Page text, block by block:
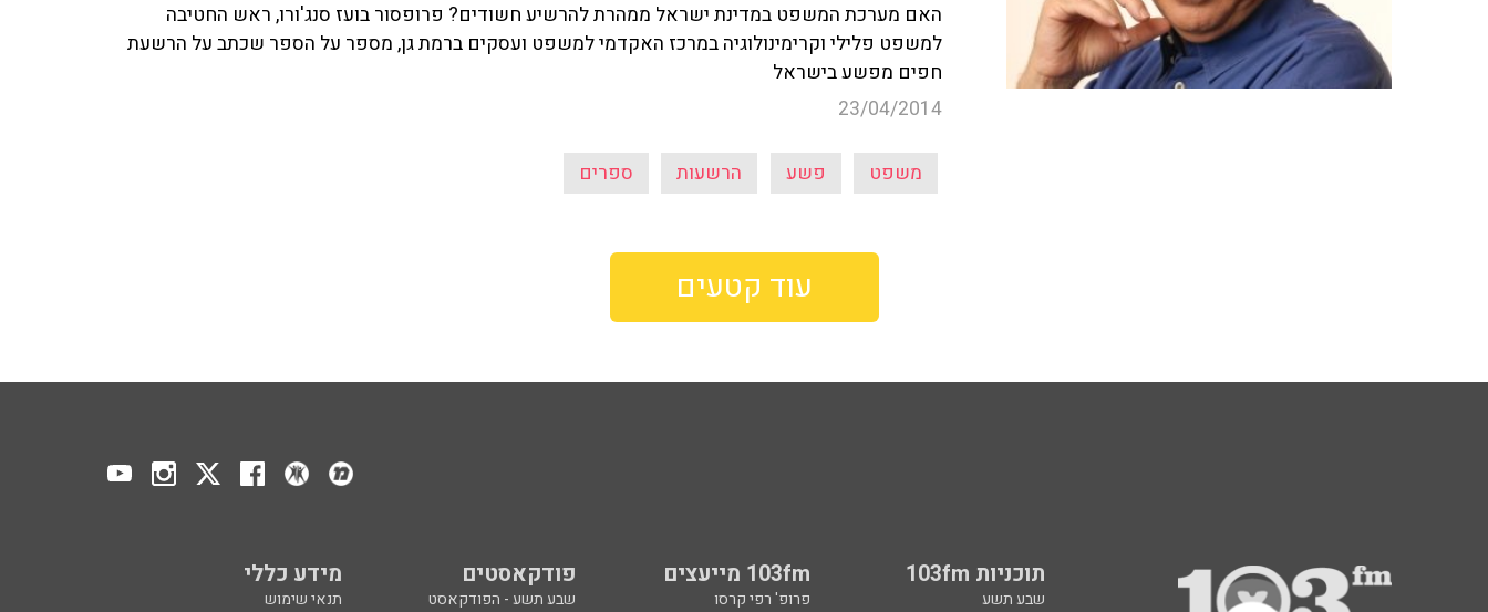
האם מערכת המשפט במדינת ישראל ממהרת להרשיע חשודים? פרופסור בועז סנג'ורו, ראש החטיבה
למשפט פלילי וקרימינולוגיה במרכז האקדמי למשפט ועסקים ברמת גן, מספר על הספר שכתב על הרשעת
חפים מפשע בישראל
23/04/2014
משפט פשע הרשעות ספרים
עוד קטעים
תוכניות 103fm 103fm מייעצים פודקאסטים מידע כללי
שבע תשע פרופ' רפי קרסו שבע תשע - הפודקאסט
תנאי שימוש